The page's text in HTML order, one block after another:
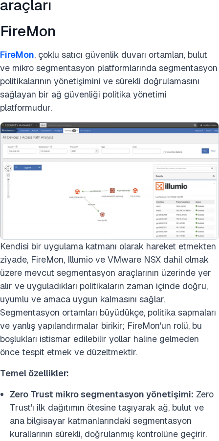
araçları
FireMon
FireMon, çoklu satıcı güvenlik duvarı ortamları, bulut
ve mikro segmentasyon platformlarında segmentasyon
politikalarının yönetişimini ve sürekli doğrulamasını
sağlayan bir ağ güvenliği politika yönetimi
platformudur.
Kendisi bir uygulama katmanı olarak hareket etmekten
ziyade, FireMon, Illumio ve VMware NSX dahil olmak
üzere mevcut segmentasyon araçlarının üzerinde yer
alır ve uyguladıkları politikaların zaman içinde doğru,
uyumlu ve amaca uygun kalmasını sağlar.
Segmentasyon ortamları büyüdükçe, politika sapmaları
ve yanlış yapılandırmalar birikir; FireMon'un rolü, bu
boşlukları istismar edilebilir yollar haline gelmeden
önce tespit etmek ve düzeltmektir.
Temel özellikler:
Zero Trust mikro segmentasyon yönetişimi: Zero
Trust'ı ilk dağıtımın ötesine taşıyarak ağ, bulut ve
ana bilgisayar katmanlarındaki segmentasyon
kurallarının sürekli, doğrulanmış kontrolüne geçirir.